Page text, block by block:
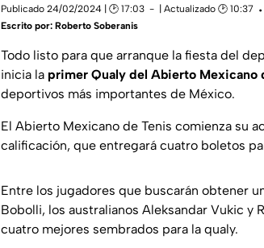
Publicado 24/02/2024 | 🕑 17:03 | Actualizado 🕑 10:37
Escrito por: Roberto Soberanis
Todo listo para que arranque la fiesta del
inicia la primer Qualy del Abierto Mexicano
deportivos más importantes de México.
El Abierto Mexicano de Tenis comienza su
calificación, que entregará cuatro boletos
Entre los jugadores que buscarán obtener
Bobolli, los australianos Aleksandar Vukic y
cuatro mejores sembrados para la qualy.